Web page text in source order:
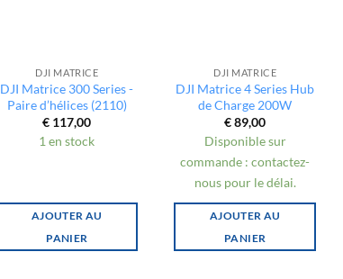
DJI MATRICE
DJI Matrice 300 Series -
Paire d’hélices (2110)
€ 117,00
1 en stock
AJOUTER AU
PANIER
DJI MATRICE
DJI Matrice 4 Series Hub
de Charge 200W
€89,00
Disponible sur
commande : contactez-
nous pour le délai.
AJOUTER AU
PANIER